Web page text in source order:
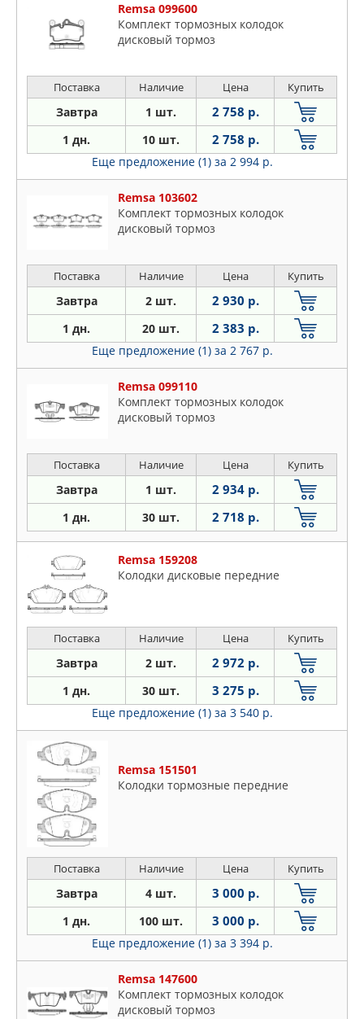
Remsa 099600
Комплект тормозных колодок
дисковый тормоз
Поставка Наличие Цена Купить
Завтра 1 шт. 2 758 р.
1 дн. 10 шт. 2 758 р.
Еще предложение (1) за 2 994 р.
Remsa 103602
Комплект тормозных колодок
дисковый тормоз
Поставка Наличие Цена Купить
Завтра 2 шт. 2 930 р.
1 дн. 20 шт. 2 383 р.
Еще предложение (1) за 2 767 р.
Remsa 099110
Комплект тормозных колодок
дисковый тормоз
Поставка Наличие Цена Купить
Завтра 1 шт. 2 934 р.
1 дн. 30 шт. 2 718 р.
Remsa 159208
Колодки дисковые передние
Поставка Наличие Цена Купить
Завтра 2 шт. 2 972 р.
1 дн. 30 шт. 3 275 р.
Еще предложение (1) за 3 540 р.
Remsa 151501
Колодки тормозные передние
Поставка Наличие Цена Купить
Завтра 4 шт. 3 000 р.
1 дн. 100 шт. 3 000 р.
Еще предложение (1) за 3 394 р.
Remsa 147600
Комплект тормозных колодок
дисковый тормоз